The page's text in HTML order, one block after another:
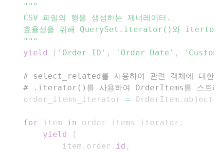
    """
yield
[ 'Order ID' , 'Order Date' ,
# select_related를 사용하여 관련 객체에 대한
# .iterator()를 사용하여 OrderItems를 스트리
    order_items_iterator
= OrderItem . objects
for item in order_items_iterator :
yield
[
            item
. order . id ,